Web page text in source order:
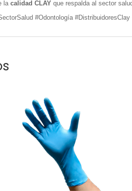
lacalidad CLAY que respalda al sector
#Odontología